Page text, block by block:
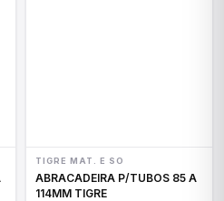
TIGRE MAT. E SO
ABRACADEIRA P/TUBOS 85 A
114MM TIGRE